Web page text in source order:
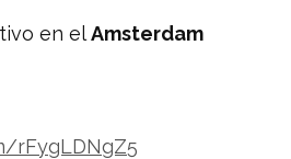
en elAmsterdam
rFygLDNgZ5